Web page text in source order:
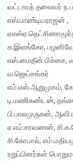
வட்டாரத் தலைவர்
எஸ்.பாண்டியராஜன் ,
க.இளங்கோ,
எஸ்.மைதீன் பிச்சை,
வ.ஜெய்சங்கர்
எம்.எஸ்.ஆறுமுகம்,
டி.மணிகண்டன்,
பி.பாலமுருகன்,
ஏ.எம்.சரவணன்,
சி.கோபால்,
உறுப்பினர்கள்